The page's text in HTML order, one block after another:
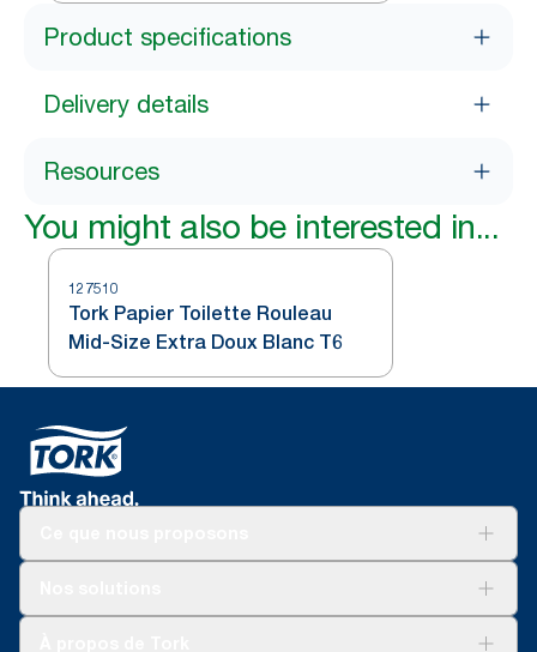
Product specifications
Delivery details
Resources
You might also be interested in...
127510
Tork Papier Toilette Rouleau
Mid-Size Extra Doux Blanc T6